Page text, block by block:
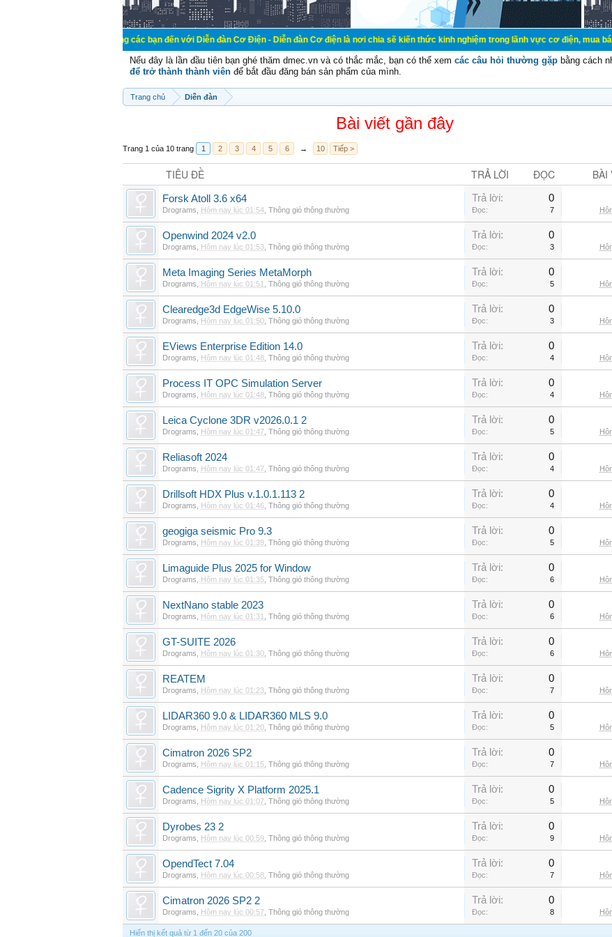
Chào mừng các bạn đến với Diễn đàn Cơ Điện - Diễn đàn Cơ điện là nơi chia sẽ kiến thức kinh nghiệm trong lãnh vực cơ điện, mua bán, ký
Nếu đây là lần đầu tiên bạn ghé thăm dmec.vn và có thắc mắc, bạn có thể xem các câu hỏi thường gặp bằng cách
để trở thành thành viên để bắt đầu đăng bán sản phẩm của mình.
Trang chủ Diễn đàn
Bài viết gần đây
Trang 1 của 10 trang 1 2 3 4 5 6 → 10 Tiếp >
TIÊU ĐỀ TRẢ LỜI ĐỌC BÀI
Forsk Atoll 3.6 x64
Drograms Hôm nay lúc 01:54 Thông gió thông thường
Trả lời: 0
Đọc: 7
Openwind 2024 v2.0
Drograms Hôm nay lúc 01:53 Thông gió thông thường
Trả lời: 0
Đọc: 3
Meta Imaging Series MetaMorph
Drograms Hôm nay lúc 01:51 Thông gió thông thường
Trả lời: 0
Đọc: 5
Clearedge3d EdgeWise 5.10.0
Drograms Hôm nay lúc 01:50 Thông gió thông thường
Trả lời: 0
Đọc: 3
EViews Enterprise Edition 14.0
Drograms Hôm nay lúc 01:48 Thông gió thông thường
Trả lời: 0
Đọc: 4
Process IT OPC Simulation Server
Drograms Hôm nay lúc 01:48 Thông gió thông thường
Trả lời: 0
Đọc: 4
Leica Cyclone 3DR v2026.0.1 2
Drograms Hôm nay lúc 01:47 Thông gió thông thường
Trả lời: 0
Đọc: 5
Reliasoft 2024
Drograms Hôm nay lúc 01:47 Thông gió thông thường
Trả lời: 0
Đọc: 4
Drillsoft HDX Plus v.1.0.1.113 2
Drograms Hôm nay lúc 01:46 Thông gió thông thường
Trả lời: 0
Đọc: 4
geogiga seismic Pro 9.3
Drograms Hôm nay lúc 01:39 Thông gió thông thường
Trả lời: 0
Đọc: 5
Limaguide Plus 2025 for Window
Drograms Hôm nay lúc 01:35 Thông gió thông thường
Trả lời: 0
Đọc: 6
NextNano stable 2023
Drograms Hôm nay lúc 01:31 Thông gió thông thường
Trả lời: 0
Đọc: 6
GT-SUITE 2026
Drograms Hôm nay lúc 01:30 Thông gió thông thường
Trả lời: 0
Đọc: 6
REATEM
Drograms Hôm nay lúc 01:23 Thông gió thông thường
Trả lời: 0
Đọc: 7
LIDAR360 9.0 & LIDAR360 MLS 9.0
Drograms Hôm nay lúc 01:20 Thông gió thông thường
Trả lời: 0
Đọc: 5
Cimatron 2026 SP2
Drograms Hôm nay lúc 01:15 Thông gió thông thường
Trả lời: 0
Đọc: 7
Cadence Sigrity X Platform 2025.1
Drograms Hôm nay lúc 01:07 Thông gió thông thường
Trả lời: 0
Đọc: 5
Dyrobes 23 2
Drograms Hôm nay lúc 00:59 Thông gió thông thường
Trả lời: 0
Đọc: 9
OpendTect 7.04
Drograms Hôm nay lúc 00:58 Thông gió thông thường
Trả lời: 0
Đọc: 7
Cimatron 2026 SP2 2
Drograms Hôm nay lúc 00:57 Thông gió thông thường
Trả lời: 0
Đọc: 8
Hiển thị kết quả từ 1 đến 20 của 200